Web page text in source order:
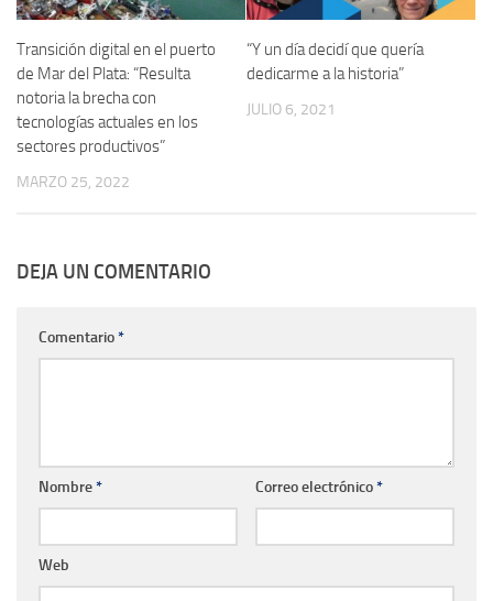
Transición digital en el puerto
de Mar del Plata: “Resulta
notoria la brecha con
tecnologías actuales en los
sectores productivos”
MARZO 25, 2022
“Y un día decidí que quería
dedicarme a la historia”
JULIO 6, 2021
DEJA UN COMENTARIO
Comentario*
Nombre* Correo electrónico*
Web